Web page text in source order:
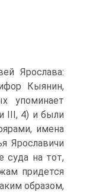
Ярослава:
Кыянин,
упоминает
III, 4) и были
имена
Ярославичи
суда на тот,
придется
образом,